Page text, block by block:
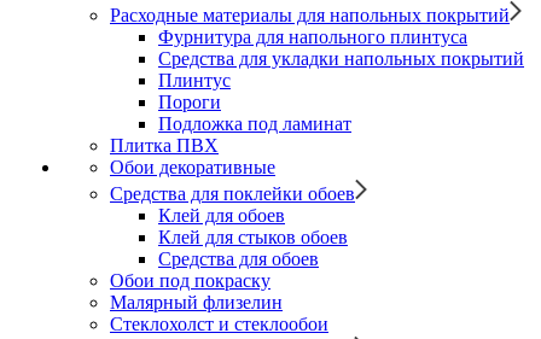
Расходные материалы для напольных покрытий
Фурнитура для напольного плинтуса
Средства для укладки напольных покрытий
Плинтус
Пороги
Подложка под ламинат
Плитка ПВХ
Обои декоративные
Средства для поклейки обоев
Клей для обоев
Клей для стыков обоев
Средства для обоев
Обои под покраску
Малярный флизелин
Стеклохолст и стеклообои